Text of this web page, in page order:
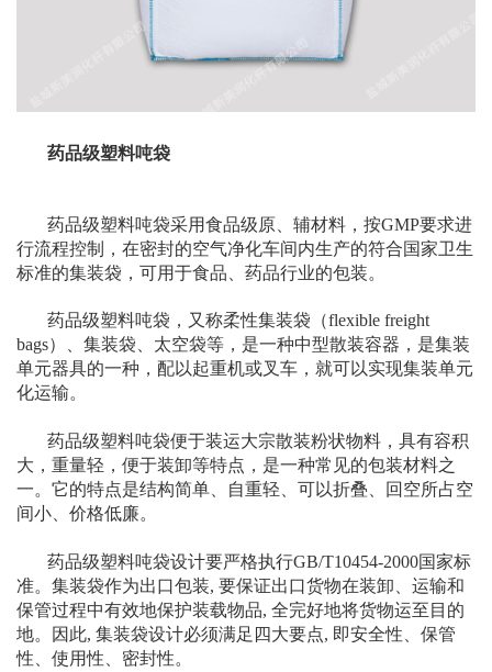
药品级塑料吨袋
药品级塑料吨袋采用食品级原、辅材料，按GMP要求进
行流程控制，在密封的空气净化车间内生产的符合国家卫生
标准的集装袋，可用于食品、药品行业的包装。
药品级塑料吨袋，又称柔性集装袋（flexible freight
bags）、集装袋、太空袋等，是一种中型散装容器，是集装
单元器具的一种，配以起重机或叉车，就可以实现集装单元
化运输。
药品级塑料吨袋便于装运大宗散装粉状物料，具有容积
大，重量轻，便于装卸等特点，是一种常见的包装材料之
一。它的特点是结构简单、自重轻、可以折叠、回空所占空
间小、价格低廉。
药品级塑料吨袋设计要严格执行GB/T10454-2000国家标
准。集装袋作为出口包装, 要保证出口货物在装卸、运输和
保管过程中有效地保护装载物品, 全完好地将货物运至目的
地。因此, 集装袋设计必须满足四大要点, 即安全性、保管
性、使用性、密封性。